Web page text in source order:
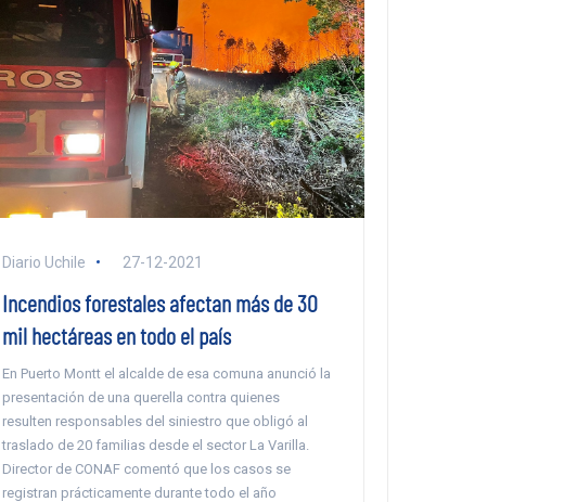
Diario Uchile 27-12-2021
Incendios forestales afectan más de 30
mil hectáreas en todo el país
En Puerto Montt el alcalde de esa comuna anunció la
presentación de una querella contra quienes
resulten responsables del siniestro que obligó al
traslado de 20 familias desde el sector La Varilla.
Director de CONAF comentó que los casos se
registran prácticamente durante todo el año